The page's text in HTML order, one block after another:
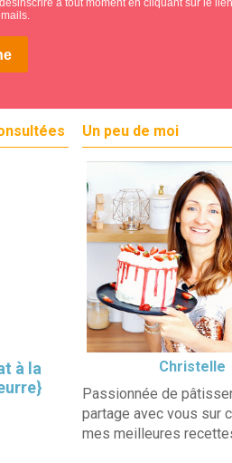
à la
Un peu de moi
Christelle
Passionnée de
partage avec vous sur
mes meilleures